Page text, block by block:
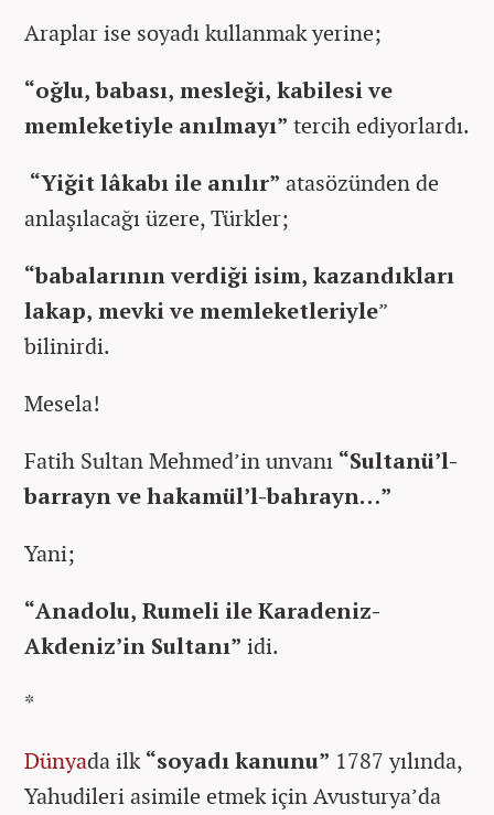
Araplar ise soyadı kullanmak yerine;
“oğlu, babası, mesleği, kabilesi ve
memleketiyle anılmayı” tercih ediyorlardı.
“Yiğit lâkabı ile anılır” atasözünden de
anlaşılacağı üzere, Türkler;
“babalarının verdiği isim, kazandıkları
lakap, mevki ve memleketleriyle”
bilinirdi.
Mesela!
Fatih Sultan Mehmed’in unvanı “Sultanü’l-
barrayn ve hakamül’l-bahrayn…”
Yani;
“Anadolu, Rumeli ile Karadeniz-
Akdeniz’in Sultanı” idi.
*
Dünyada ilk“soyadı kanunu” 1787 yılında,
Yahudileri asimile etmek için Avusturya’da